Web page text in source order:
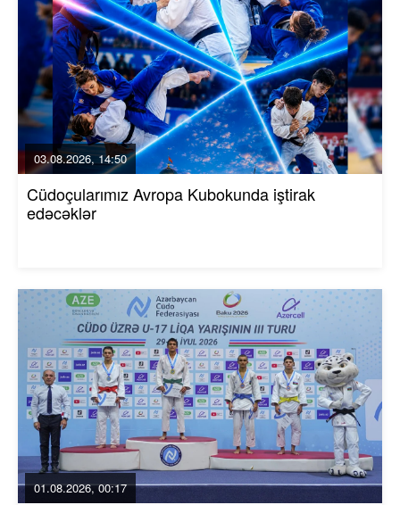
03.08.2026, 14:50
Cüdoçularımız Avropa Kubokunda iştirak
edəcəklər
01.08.2026, 00:17